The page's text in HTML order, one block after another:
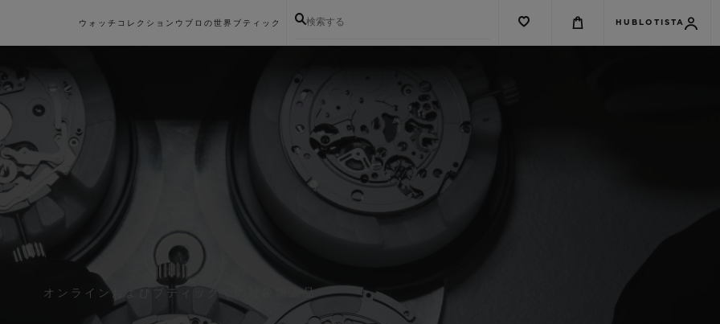
ウォッチコレクション ウブロの世界 ブティック 検索する HUBLOTISTA
オンラインおよびブティックでの対象購入品